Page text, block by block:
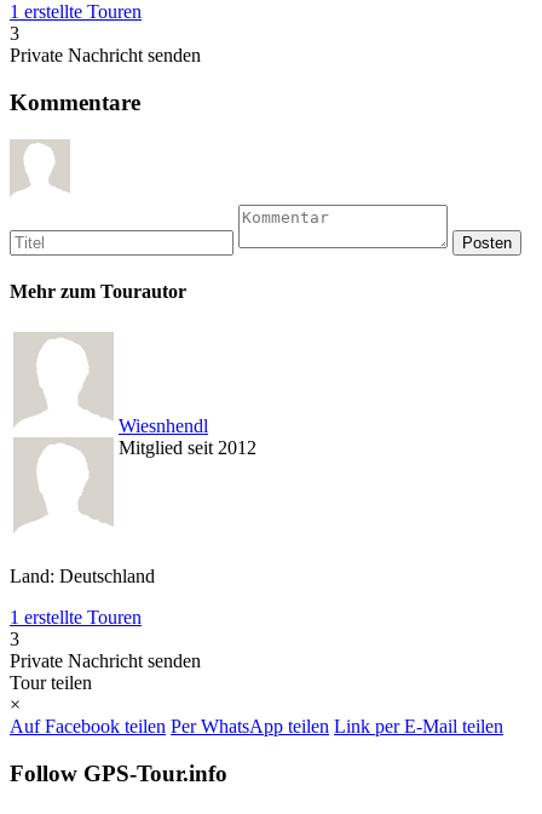
1 erstellte Touren
3
Private Nachricht senden
Kommentare
Mehr zum Tourautor
Wiesnhendl
Mitglied seit 2012
Land: Deutschland
1 erstellte Touren
3
Private Nachricht senden
Tour teilen
×
Auf Facebook teilen Per WhatsApp teilen Link per E-Mail teilen
Follow GPS-Tour.info